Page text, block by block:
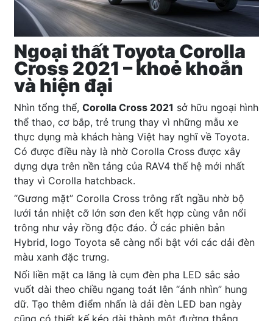
Ngoại thất Toyota Corolla
Cross 2021 – khoẻ khoắn
và hiện đại
Nhìn tổng thể, Corolla Cross 2021 sở hữu ngoại hình
thể thao, cơ bắp, trẻ trung thay vì những mẫu xe
thực dụng mà khách hàng Việt hay nghĩ về Toyota.
Có được điều này là nhờ Corolla Cross được xây
dựng dựa trên nền tảng của RAV4 thế hệ mới nhất
thay vì Corolla hatchback.
“Gương mặt” Corolla Cross trông rất ngầu nhờ bộ
lưới tản nhiệt cỡ lớn sơn đen kết hợp cùng vân nổi
trông như vảy rồng độc đáo. Ở các phiên bản
Hybrid, logo Toyota sẽ càng nổi bật với các dải đèn
màu xanh đặc trưng.
Nối liền mặt ca lăng là cụm đèn pha LED sắc sảo
vuốt dài theo chiều ngang toát lên “ánh nhìn” hung
dữ. Tạo thêm điểm nhấn là dải đèn LED ban ngày
cũng có thiết kế kéo dài thành một đường thẳng.